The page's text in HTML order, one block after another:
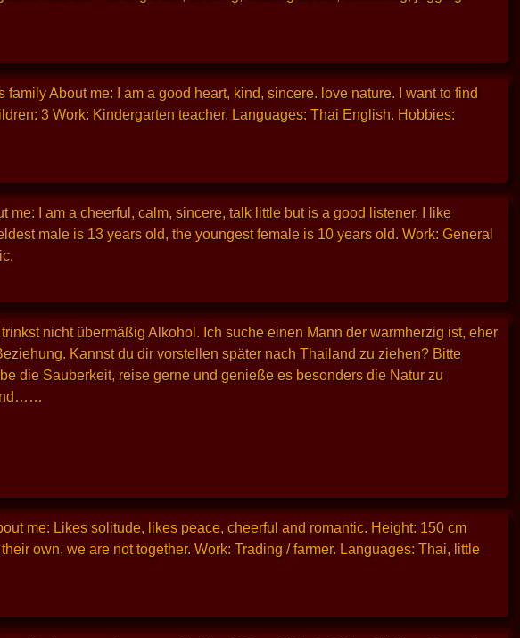
About me: I am a good heart, kind, sincere. love nature. I want to find
3 Work: Kindergarten teacher. Languages: Thai English. Hobbies:
I am a cheerful, calm, sincere, talk little but is a good listener. I like
male is 13 years old, the youngest female is 10 years old. Work: General
nicht übermäßig Alkohol. Ich suche einen Mann der warmherzig ist, eher
Kannst du dir vorstellen später nach Thailand zu ziehen? Bitte
die Sauberkeit, reise gerne und genieße es besonders die Natur zu
me: Likes solitude, likes peace, cheerful and romantic. Height: 150 cm
own, we are not together. Work: Trading / farmer. Languages: Thai, little